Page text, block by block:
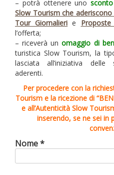
– potrà ottenere uno
Slow Tourism che aderiscono
Tour Giornalieri e Proposte
l’offerta;
– riceverà unomaggio di
turistica Slow Tourism, la
lasciata all’iniziativa
aderenti.
Per procedere con la
Tourism e la ricezione di
e all’Autenticità Slow
inserendo, se ne sei in
Nome *